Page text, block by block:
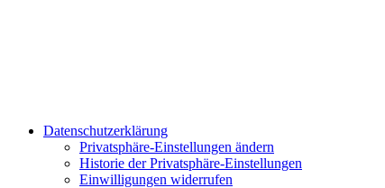
Datenschutzerklärung
Privatsphäre-Einstellungen ändern
Historie der Privatsphäre-Einstellungen
Einwilligungen widerrufen